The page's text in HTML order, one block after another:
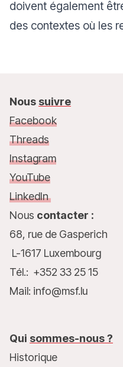
doivent également
des contextes où les
Nous suivre
Facebook
Threads
Instagram
YouTube
LinkedIn
Nous contacter :
68, rue de Gasperich
L-1617 Luxembourg
Tél.: +352 33 25 15
Mail: info@msf.lu
Qui sommes-nous ?
Historique